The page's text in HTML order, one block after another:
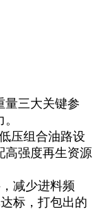
量三大关键参
压组合油路设
高强度再生资源
减少进料频
标，打包出的